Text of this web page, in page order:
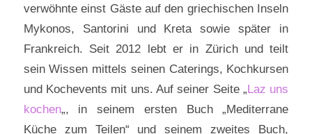
verwöhnte einst Gäste auf den griechischen Inseln
Mykonos, Santorini und Kreta sowie später in
Frankreich. Seit 2012 lebt er in Zürich und teilt
sein Wissen mittels seinen Caterings, Kochkursen
und Kochevents mit uns. Auf seiner Seite „Laz uns
kochen„, in seinem ersten Buch „Mediterrane
Küche zum Teilen“ und seinem zweites Buch,